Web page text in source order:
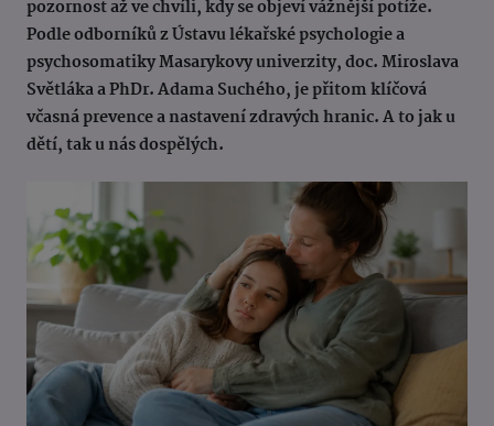
pozornost až ve chvíli, kdy se objeví vážnější potíže.
Podle odborníků z Ústavu lékařské psychologie a
psychosomatiky Masarykovy univerzity, doc. Miroslava
Světláka a PhDr. Adama Suchého, je přitom klíčová
včasná prevence a nastavení zdravých hranic. A to jak u
dětí, tak u nás dospělých.